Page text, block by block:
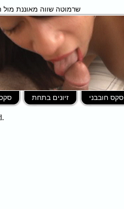
שרמוטה שווה מאוננת
זיונים בתחת סקס חובבני